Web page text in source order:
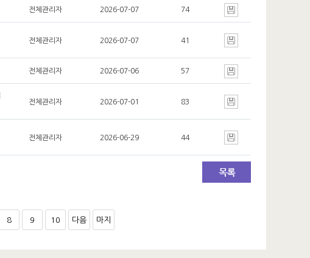
전체관리자 2026-07-07 74
전체관리자 2026-07-07 41
전체관리자 2026-07-06 57
전체관리자 2026-07-01 83
전체관리자 2026-06-29 44
8 9 10 다음 마지